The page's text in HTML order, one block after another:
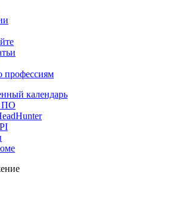
профессиям
календарь
ПО